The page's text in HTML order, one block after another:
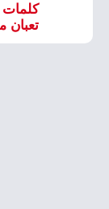
تعبان